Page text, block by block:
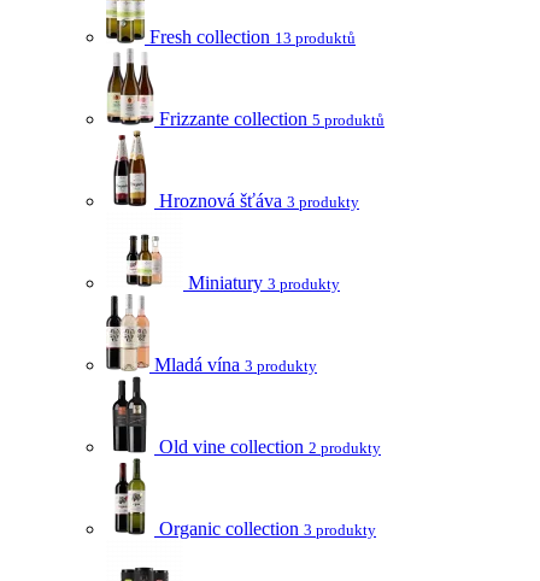
Fresh collection 13 produktů
Frizzante collection 5 produktů
Hroznová šťáva 3 produkty
Miniatury 3 produkty
Mladá vína 3 produkty
Old vine collection 2 produkty
Organic collection 3 produkty